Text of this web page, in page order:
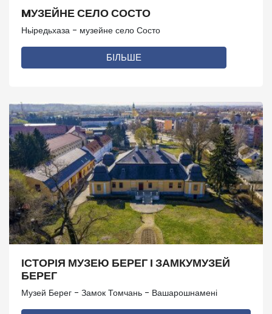
MУЗЕЙНЕ СЕЛО СОСТО
Ньіредьхаза - музейне село Состо
БІЛЬШЕ
ІСТОРІЯ МУЗЕЮ БЕРЕГ І ЗАМКУМУЗЕЙ
БЕРЕГ
Музей Берег - Замок Томчань - Вашарошнамені